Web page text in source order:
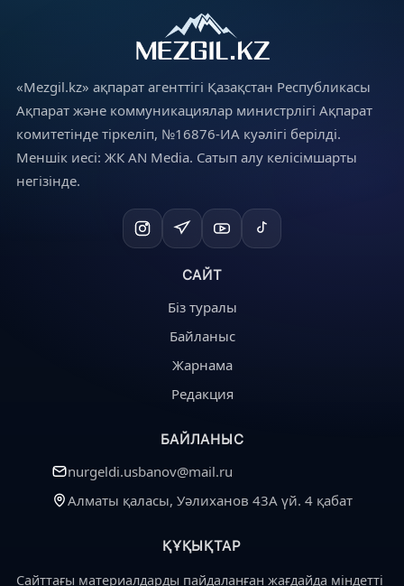
«Mezgil.kz» ақпарат агенттігі Қазақстан Республикасы
Ақпарат және коммуникациялар министрлігі Ақпарат
комитетінде тіркеліп, №16876-ИА куәлігі берілді.
Меншік иесі: ЖК AN Media. Сатып алу келісімшарты
негізінде.
САЙТ
Біз туралы
Байланыс
Жарнама
Редакция
БАЙЛАНЫС
nurgeldi.usbanov@mail.ru
Алматы қаласы, Уәлиханов 43А үй. 4 қабат
ҚҰҚЫҚТАР
Сайттағы материалдарды пайдаланған жағдайда міндетті